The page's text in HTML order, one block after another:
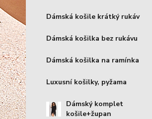
Dámská košile krátký rukáv
Dámská košilka bez rukávu
Dámská košilka na ramínka
Luxusní košilky, pyžama
Dámský komplet
košile+župan